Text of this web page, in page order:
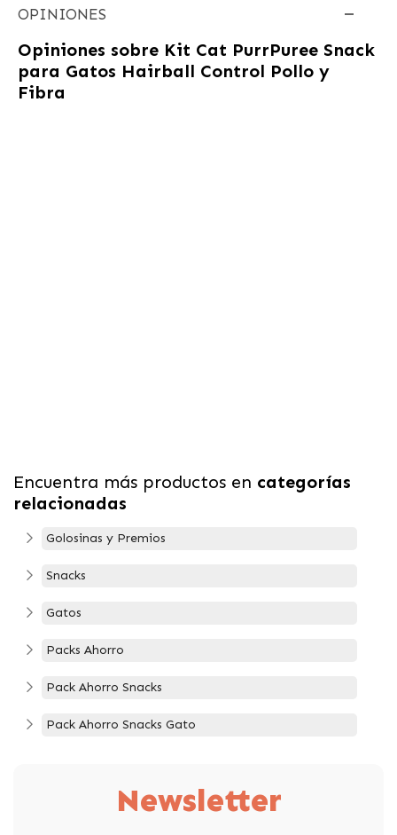
OPINIONES
Opiniones sobre Kit Cat PurrPuree Snack
para Gatos Hairball Control Pollo y
Fibra
Encuentra más productos en categorías
relacionadas
Golosinas y Premios
Snacks
Gatos
Packs Ahorro
Pack Ahorro Snacks
Pack Ahorro Snacks Gato
Newsletter